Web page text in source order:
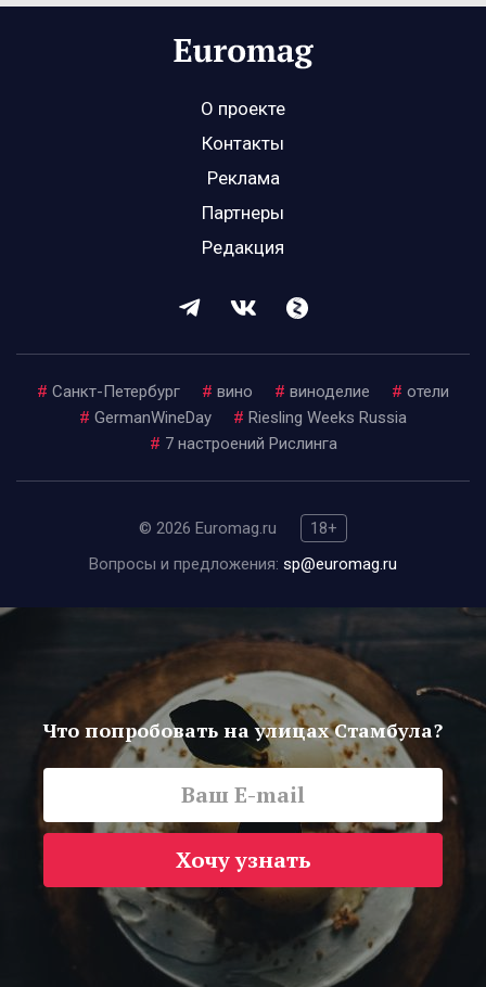
О проекте
Контакты
Реклама
Партнеры
Редакция
# Санкт-Петербург # вино # виноделие # отели
# GermanWineDay # Riesling Weeks Russia
# 7 настроений Рислинга
© 2026 Euromag.ru
18+
Вопросы и предложения: sp@euromag.ru
Что попробовать на улицах Стамбула?
Хочу узнать